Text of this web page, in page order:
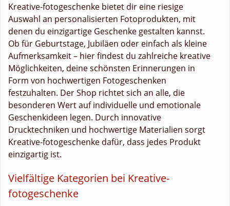
Kreative-fotogeschenke bietet dir eine riesige
Auswahl an personalisierten Fotoprodukten, mit
denen du einzigartige Geschenke gestalten kannst.
Ob für Geburtstage, Jubiläen oder einfach als kleine
Aufmerksamkeit – hier findest du zahlreiche kreative
Möglichkeiten, deine schönsten Erinnerungen in
Form von hochwertigen Fotogeschenken
festzuhalten. Der Shop richtet sich an alle, die
besonderen Wert auf individuelle und emotionale
Geschenkideen legen. Durch innovative
Drucktechniken und hochwertige Materialien sorgt
Kreative-fotogeschenke dafür, dass jedes Produkt
einzigartig ist.
Vielfältige Kategorien bei Kreative-
fotogeschenke